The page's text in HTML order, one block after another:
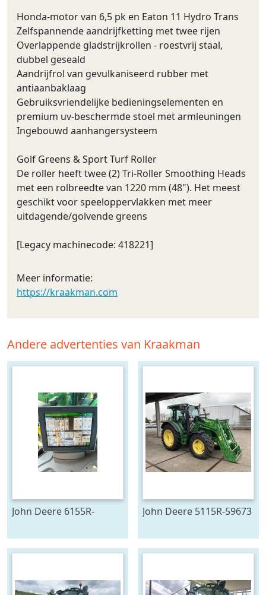
Honda-motor van 6,5 pk en Eaton 11 Hydro Trans
Zelfspannende aandrijfketting met twee rijen
Overlappende gladstrijkrollen - roestvrij staal,
dubbel geseald
Aandrijfrol van gevulkaniseerd rubber met
antiaanbaklaag
Gebruiksvriendelijke bedieningselementen en
premium uv-beschermde stoel met armleuningen
Ingebouwd aanhangersysteem
Golf Greens & Sport Turf Roller
De roller heeft twee (2) Tri-Roller Smoothing Heads
met een rolbreedte van 1220 mm (48"). Het meest
geschikt voor speeloppervlakken met meer
uitdagende/golvende greens
[Legacy machinecode: 418221]
Meer informatie:
https://kraakman.com
Andere advertenties van Kraakman
John Deere 6155R-
John Deere 5115R-59673